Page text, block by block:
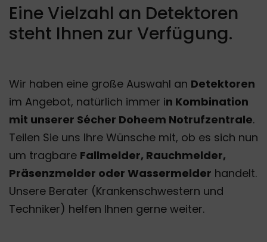
Eine Vielzahl an Detektoren
steht Ihnen zur Verfügung.
Wir haben eine große Auswahl an Detektoren
im Angebot, natürlich immer in Kombination
mit unserer Sécher Doheem Notrufzentrale.
Teilen Sie uns Ihre Wünsche mit, ob es sich nun
um tragbare Fallmelder, Rauchmelder,
Präsenzmelder oder Wassermelder handelt.
Unsere Berater (Krankenschwestern und
Techniker) helfen Ihnen gerne weiter.